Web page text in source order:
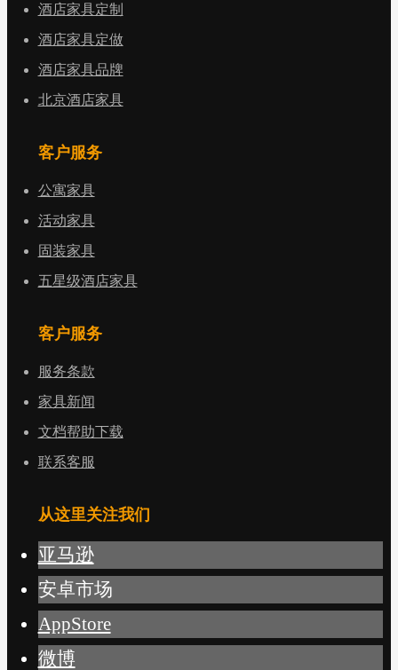
酒店家具定制
酒店家具定做
酒店家具品牌
北京酒店家具
客户服务
公寓家具
活动家具
固装家具
五星级酒店家具
客户服务
服务条款
家具新闻
文档帮助下载
联系客服
从这里关注我们
亚马逊
安卓市场
AppStore
微博